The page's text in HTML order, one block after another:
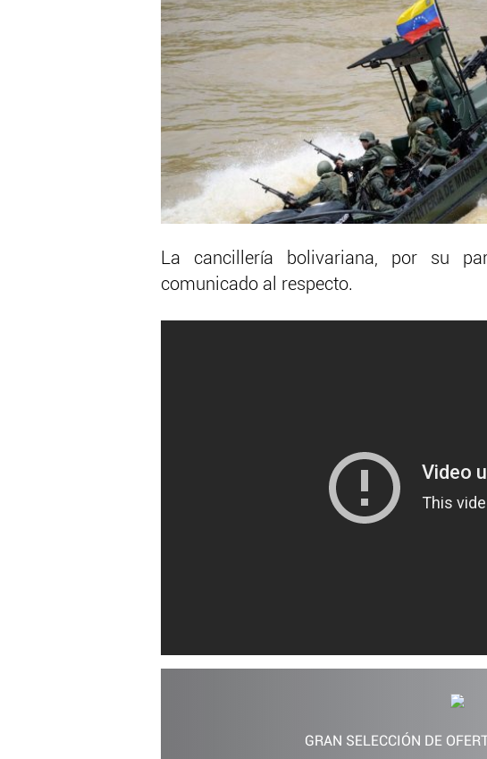
La cancillería bolivariana, por su
comunicado al respecto.
GRAN SELECCIÓN DE